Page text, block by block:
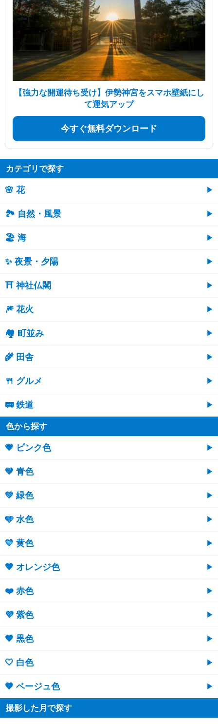
【強力な開運待ち受け】伊勢神宮をスマホ壁紙にし
て運気アップ
今すぐ無料ダウンロード
カテゴリで探す
🌸 花
🏞️ 自然・風景
🏖 海
✨ 夜景・夕陽
⛩ 神社仏閣
🎆 花火
🏘 町並み
🌾 田舎
🍴 グルメ
🚃 鉄道
色から探す
💗 ピンク色
💙 青色
💚 緑色
🩵 水色
💛 黄色
🧡 オレンジ色
❤️ 赤色
💜 紫色
🖤 黒色
🤍 白色
🤎 ベージュ色
撮影した月で探す